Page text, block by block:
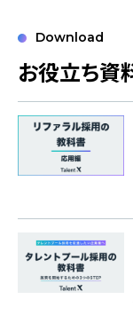
Download
お役立ち資